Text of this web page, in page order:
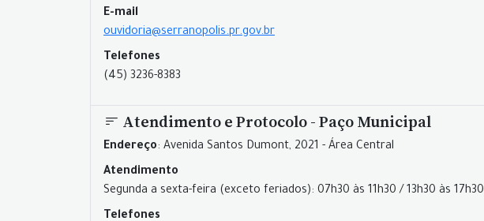
E-mail
ouvidoria@serranopolis.pr.gov.br
Telefones
(45) 3236-8383
Atendimento e Protocolo - Paço Municipal
Endereço: Avenida Santos Dumont, 2021 - Área Central
Atendimento
Segunda a sexta-feira (exceto feriados): 07h30 às 11h30 / 13h30 às 17h30
Telefones